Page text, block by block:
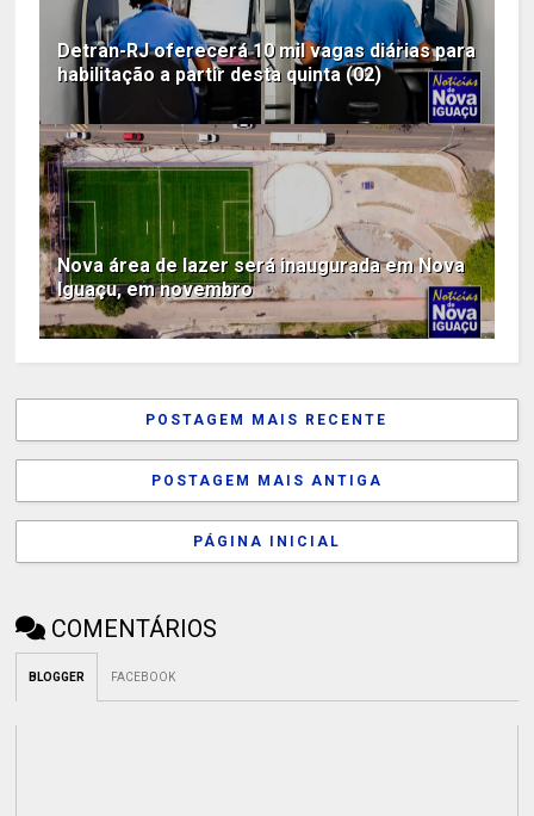
Detran-RJ oferecerá 10 mil vagas diárias para
habilitação a partir desta quinta (02)
Nova área de lazer será inaugurada em Nova
Iguaçu, em novembro
POSTAGEM MAIS RECENTE
POSTAGEM MAIS ANTIGA
PÁGINA INICIAL
COMENTÁRIOS
BLOGGER FACEBOOK